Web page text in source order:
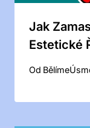
Jak
Estetické
Od